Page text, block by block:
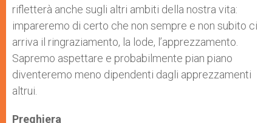
rifletterà anche sugli altri ambiti della nostra vita:
impareremo di certo che non sempre e non subito ci
arriva il ringraziamento, la lode, l’apprezzamento.
Sapremo aspettare e probabilmente pian piano
diventeremo meno dipendenti dagli apprezzamenti
altrui.
Preghiera